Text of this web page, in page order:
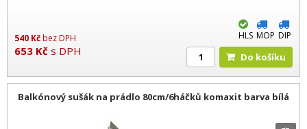
540 Kčbez DPH
653 Kč s DPH
HLS MOP DIP
Do košíku
Balkónový sušák na prádlo 80cm/6háčků komaxit barva bílá